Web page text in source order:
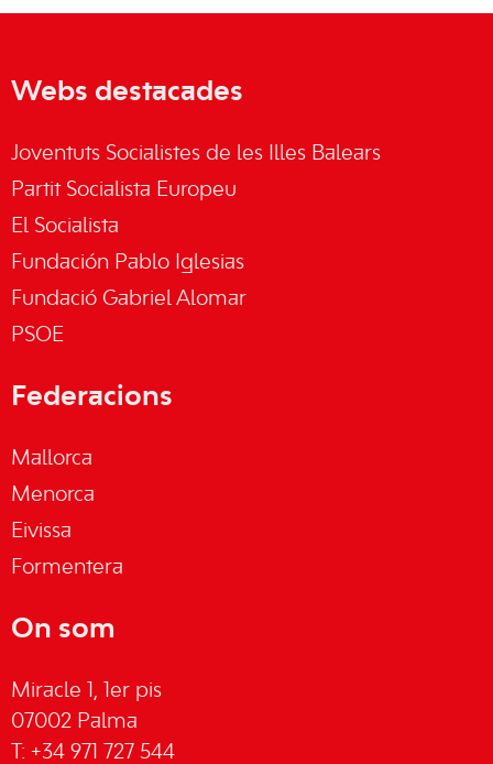
Webs destacades
Joventuts Socialistes de les Illes Balears
Partit Socialista Europeu
El Socialista
Fundación Pablo Iglesias
Fundació Gabriel Alomar
PSOE
Federacions
Mallorca
Menorca
Eivissa
Formentera
On som
Miracle 1, 1er pis
07002 Palma
T: +34 971 727 544